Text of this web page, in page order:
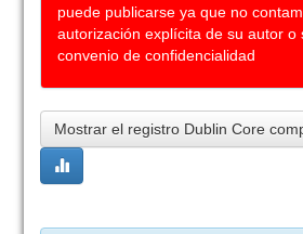
puede publicarse ya que no
autorización explícita de su autor o
convenio de confidencialidad
Mostrar el registro Dublin Core